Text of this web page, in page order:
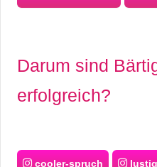
Darum sind
erfolgreich?
cooler-spruch